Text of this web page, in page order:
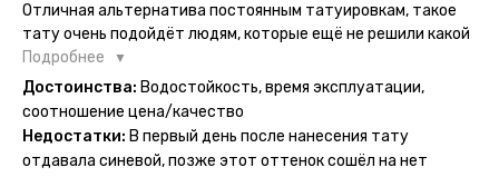
Отличная альтернатива постоянным татуировкам, такое
тату очень подойдёт людям, которые ещё не решили какой
эскиз им подойдёт на всю жизнь - продукт еверинк
держится на теле до 2 недель - после нанесения не нужно
бояться мочить такие тату, вода их так просто не смоет. К
рисункам прикладывается инструкция, но я предпочла
другой способ нанесения - оставила наклейку на теле на
ночь, чтобы точно перестраховаться - на утро эффект
Подробнее
Достоинства: Водостойкость, время эксплуатации,
соотношение цена/качество
Недостатки: В первый день после нанесения тату
отдавала синевой, позже этот оттенок сошёл на нет